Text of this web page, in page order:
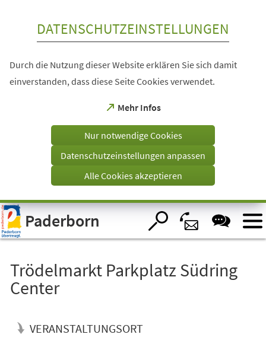
Visuelle
Assistenzsoftware
öffnen.
DATENSCHUTZEINSTELLUNGEN
Durch die Nutzung dieser Website erklären Sie sich damit
einverstanden, dass diese Seite Cookies verwendet.
Mehr Infos
(Öffnet
einem
Tab)
Nur notwendige Cookies
Datenschutzeinstellungen anpassen
Alle Cookies akzeptieren
Paderborn
Trödelmarkt Parkplatz Südring
Center
VERANSTALTUNGSORT